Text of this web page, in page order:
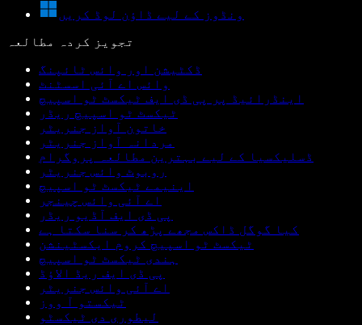
ونڈوز کے لیے ڈاؤن لوڈ کریں
تجویز کردہ مطالعہ
ڈکٹیشن اور وائس ٹائپنگ
وائس اے آئی اسسٹنٹ
اینڈرائیڈ پر پی ڈی ایف ٹیکسٹ ٹو اسپیچ
ٹیکسٹ ٹو اسپیچ ریڈر
خاتون آواز جنریٹر
مردانہ آواز جنریٹر
ڈسلیکسیا کے لیے بہترین مطالعہ پروگرام
روبوٹ وائس جنریٹر
اینیمے ٹیکسٹ ٹو اسپیچ
اے آئی وائس چینجر
پی ڈی ایف آڈیو ریڈر
کیا گوگل ڈاکس مجھے پڑھ کر سنا سکتا ہے
ٹیکسٹ ٹو اسپیچ کروم ایکسٹینشن
ہندی ٹیکسٹ ٹو اسپیچ
پی ڈی ایف ریڈ الاؤڈ
اے آئی وائس جنریٹر
ٹیکستو آ ووز
لیطوری دی ٹیکسٹو